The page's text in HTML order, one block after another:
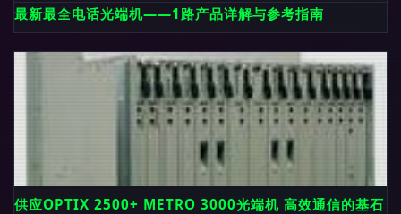
最新最全电话光端机——1路产品详解与参考指南
供应OPTIX 2500+ METRO 3000光端机 高效通信的基石，